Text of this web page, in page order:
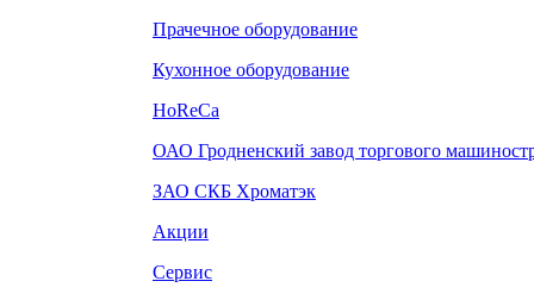
Прачечное оборудование
Кухонное оборудование
HoReCa
ОАО Гродненский завод торгового
ЗАО СКБ Хроматэк
Акции
Сервис